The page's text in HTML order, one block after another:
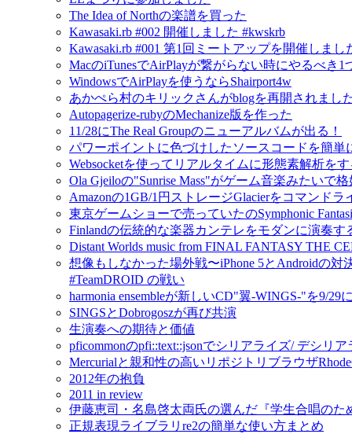
The Idea of Northの楽譜を買った
Kawasaki.rb #002 開催しました #kwskrb
Kawasaki.rb #001 第1回ミートアップを開催しまし
MacのiTunesでAirPlayが繋がらない時にやるべき1
WindowsでAirPlayを使うならShairport4w
あかぺら村のキリックさんがblogを再開されまし
Autopagerize-rubyのMechanize版を作った
11/28にThe Real Groupのニューアルバムが出る！
パワーポイントに色づけしたソースコードを簡単
Websocketを使ってリアルタイムに形態素解析を
Ola Gjeiloの"Sunrise Mass"がゲーム音楽みたいで
Amazonの1GB/1円ストレージGlacierをコマンドラ
東京ゲームショーで売っていたのSymphonic
Finlandの伝統的な楽器カンテレをモダンに演奏す
Distant Worlds music from FINAL FANTASY THE
想像もしなかった場外戦〜iPhone 5とAndroidの
#TeamDROID の戦い
harmonia ensembleが新しいCD"翼-WINGS-"を9/29
SINGSとDobrogoszが再び共演
生演奏への期待と価値
pficommonのpfi::text::jsonでシリアライズ/ デシリ
Mercurialと親和性の高いリポジトリブラウザ
2012年の抱負
2011 in review
伊藤恵司・名島啓太両氏の選んだ『学生合唱の
正規表現ライブラリre2の簡単な使い方まとめ